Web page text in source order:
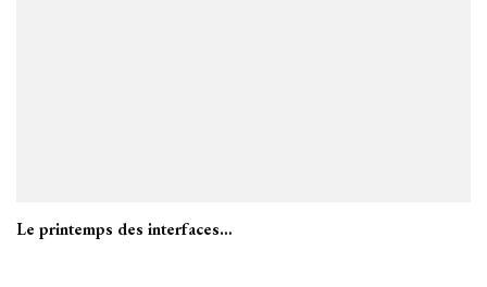
Le printemps des interfaces…